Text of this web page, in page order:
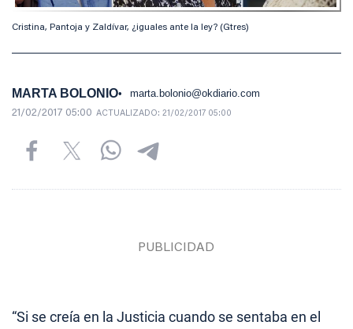
Cristina, Pantoja y Zaldívar, ¿iguales ante la ley? (Gtres)
MARTA BOLONIO marta.bolonio@okdiario.com
21/02/2017 05:00 ACTUALIZADO: 21/02/2017 05:00
“Si se creía en la Justicia cuando se sentaba en el